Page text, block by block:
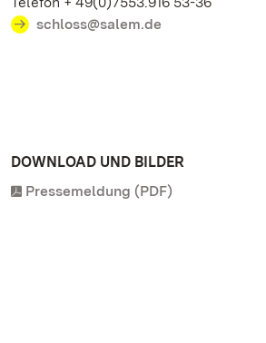
schloss@salem.de
DOWNLOAD UND BILDER
Pressemeldung (PDF)